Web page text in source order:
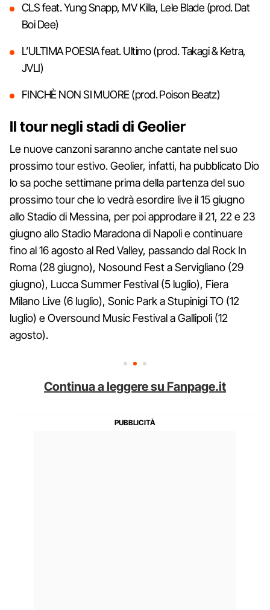
CLS feat. Yung Snapp, MV Killa, Lele Blade (prod. Dat
Boi Dee)
L’ULTIMA POESIA feat. Ultimo (prod. Takagi & Ketra,
JVLI)
FINCHÈ NON SI MUORE (prod. Poison Beatz)
Il tour negli stadi di Geolier
Le nuove canzoni saranno anche cantate nel suo
prossimo tour estivo. Geolier, infatti, ha pubblicato Dio
lo sa poche settimane prima della partenza del suo
prossimo tour che lo vedrà esordire live il 15 giugno
allo Stadio di Messina, per poi approdare il 21, 22 e 23
giugno allo Stadio Maradona di Napoli e continuare
fino al 16 agosto al Red Valley, passando dal Rock In
Roma (28 giugno), Nosound Fest a Servigliano (29
giugno), Lucca Summer Festival (5 luglio), Fiera
Milano Live (6 luglio), Sonic Park a Stupinigi TO (12
luglio) e Oversound Music Festival a Gallipoli (12
agosto).
Continua a leggere su Fanpage.it